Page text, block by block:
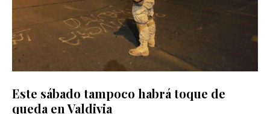
Este sábado tampoco habrá toque de
queda en Valdivia